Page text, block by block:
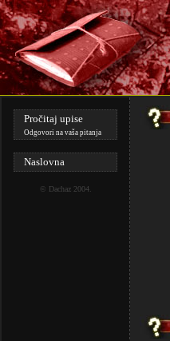
Pročitaj upise
Odgovori na vaša pitanja
Naslovna
© Dachaz2004.